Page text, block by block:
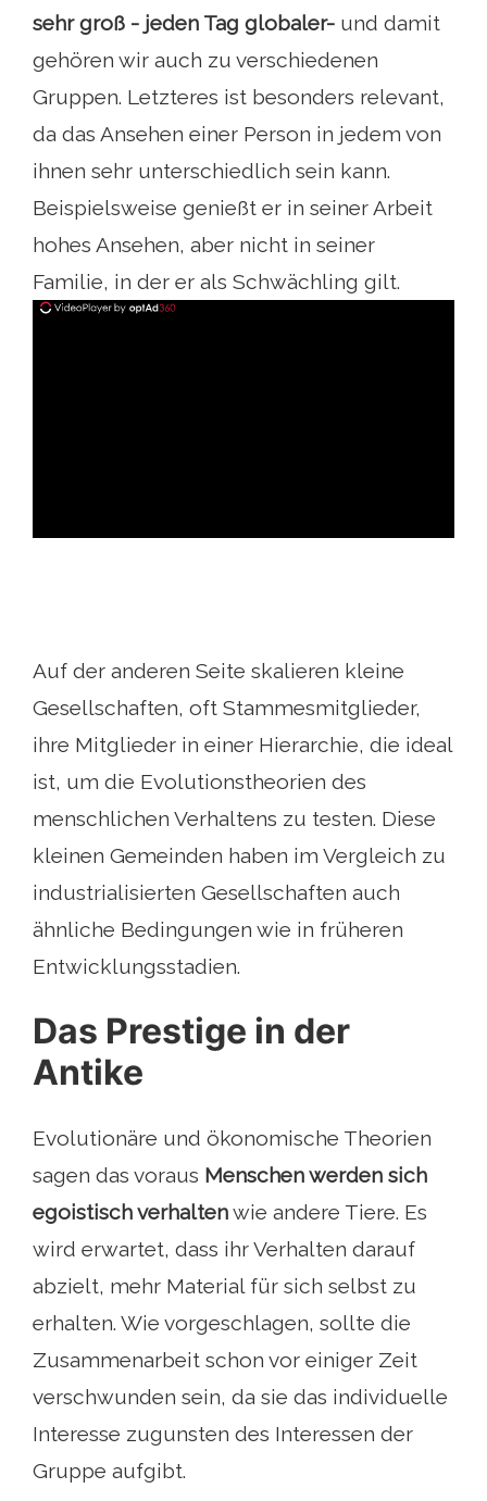
sehr groß - jeden Tag globaler- und damit
gehören wir auch zu verschiedenen
Gruppen. Letzteres ist besonders relevant,
da das Ansehen einer Person in jedem von
ihnen sehr unterschiedlich sein kann.
Beispielsweise genießt er in seiner Arbeit
hohes Ansehen, aber nicht in seiner
Familie, in der er als Schwächling gilt.
Auf der anderen Seite skalieren kleine
Gesellschaften, oft Stammesmitglieder,
ihre Mitglieder in einer Hierarchie, die ideal
ist, um die Evolutionstheorien des
menschlichen Verhaltens zu testen. Diese
kleinen Gemeinden haben im Vergleich zu
industrialisierten Gesellschaften auch
ähnliche Bedingungen wie in früheren
Entwicklungsstadien.
Das Prestige in der
Antike
Evolutionäre und ökonomische Theorien
sagen das voraus Menschen werden sich
egoistisch verhaltenwie andere Tiere. Es
wird erwartet, dass ihr Verhalten darauf
abzielt, mehr Material für sich selbst zu
erhalten. Wie vorgeschlagen, sollte die
Zusammenarbeit schon vor einiger Zeit
verschwunden sein, da sie das individuelle
Interesse zugunsten des Interessen der
Gruppe aufgibt.